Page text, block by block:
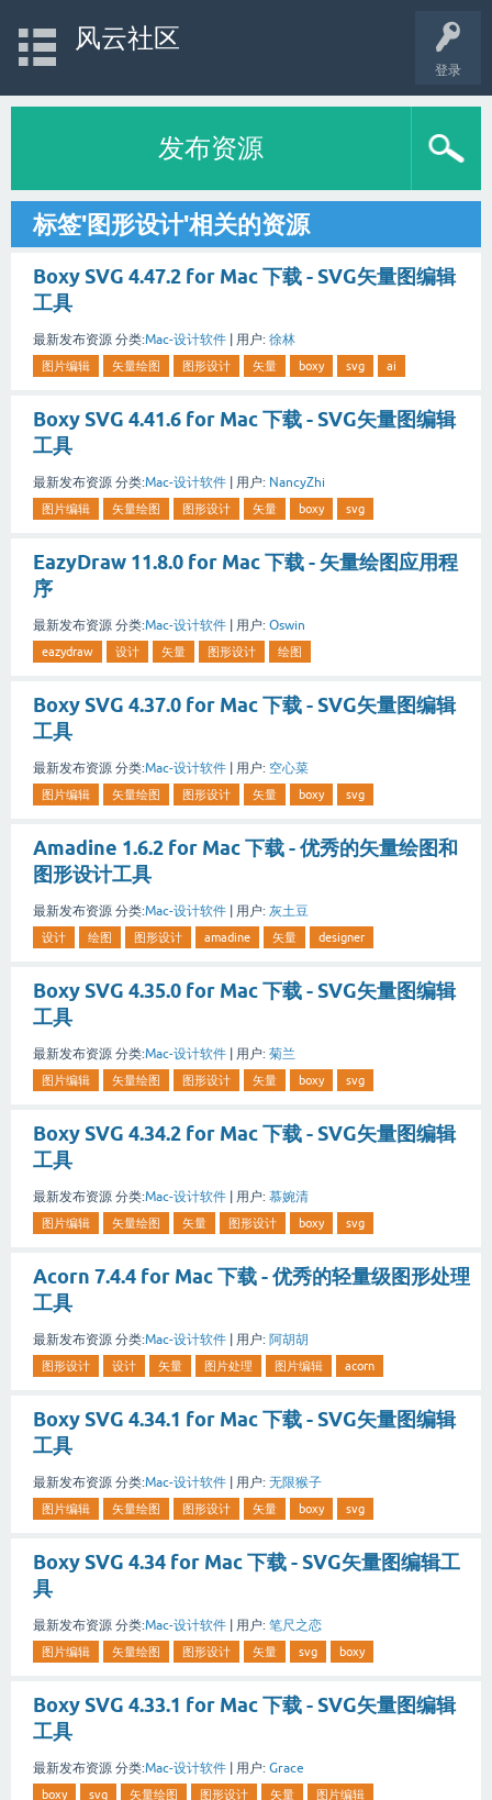
登录
风云社区
发布资源
标签'图形设计'相关的资源
Boxy SVG 4.47.2 for Mac 下载 - SVG矢量图编辑
工具
最新发布资源 分类:Mac-设计软件 用户: 徐林
图片编辑 矢量绘图 图形设计 矢量 boxy svg ai
Boxy SVG 4.41.6 for Mac 下载 - SVG矢量图编辑
工具
最新发布资源 分类:Mac-设计软件 用户: NancyZhi
图片编辑 矢量绘图 图形设计 矢量 boxy svg
EazyDraw 11.8.0 for Mac 下载 - 矢量绘图应用程
序
最新发布资源 分类:Mac-设计软件 用户: Oswin
eazydraw 设计 矢量 图形设计 绘图
Boxy SVG 4.37.0 for Mac 下载 - SVG矢量图编辑
工具
最新发布资源 分类:Mac-设计软件 | 用户: 空心菜
图片编辑 矢量绘图 图形设计 矢量 boxy svg
Amadine 1.6.2 for Mac 下载 - 优秀的矢量绘图和
图形设计工具
最新发布资源 分类:Mac-设计软件 | 用户: 灰土豆
设计 绘图 图形设计 amadine 矢量 designer
Boxy SVG 4.35.0 for Mac 下载 - SVG矢量图编辑
工具
最新发布资源 分类:Mac-设计软件 | 用户: 菊兰
图片编辑 矢量绘图 图形设计 矢量 boxy svg
Boxy SVG 4.34.2 for Mac 下载 - SVG矢量图编辑
工具
最新发布资源 分类:Mac-设计软件 | 用户: 慕婉清
图片编辑 矢量绘图 矢量 图形设计 boxy svg
Acorn 7.4.4 for Mac 下载 - 优秀的轻量级图形处理
工具
最新发布资源 分类:Mac-设计软件 | 用户: 阿胡胡
图形设计 设计 矢量 图片处理 图片编辑 acorn
Boxy SVG 4.34.1 for Mac 下载 - SVG矢量图编辑
工具
最新发布资源 分类:Mac-设计软件 | 用户: 无限猴子
图片编辑 矢量绘图 图形设计 矢量 boxy svg
Boxy SVG 4.34 for Mac 下载 - SVG矢量图编辑工
具
最新发布资源 分类:Mac-设计软件 | 用户: 笔尺之恋
图片编辑 矢量绘图 图形设计 矢量 svg boxy
Boxy SVG 4.33.1 for Mac 下载 - SVG矢量图编辑
工具
最新发布资源 分类:Mac-设计软件 | 用户: Grace
boxy svg 矢量绘图 图形设计 矢量 图片编辑